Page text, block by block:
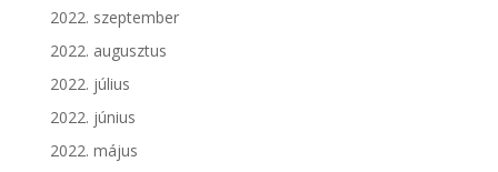
2022. szeptember
2022. augusztus
2022. július
2022. június
2022. május